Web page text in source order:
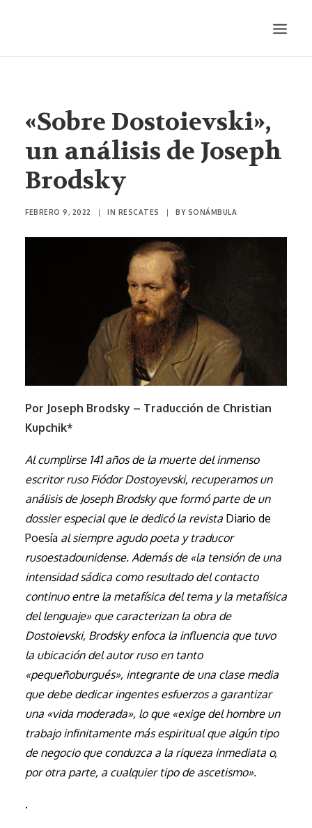
AUDIOVISUALES
ENTREVISTAS
HISTORIETA
MÚSICA
«Sobre Dostoievski»,
un análisis de Joseph
Brodsky
FEBRERO 9, 2022 | IN RESCATES | BY SONÁMBULA
Por Joseph Brodsky – Traducción de Christian
Kupchik*
Al cumplirse 141 años de la muerte del inmenso
escritor ruso Fiódor Dostoyevski, recuperamos un
análisis de Joseph Brodsky que formó parte de un
dossier especial que le dedicó la revista Diario de
Poesía al siempre agudo poeta y traducor
rusoestadounidense. Además de «la tensión de una
intensidad sádica como resultado del contacto
continuo entre la metafísica del tema y la metafísica
del lenguaje» que caracterizan la obra de
Dostoievski, Brodsky enfoca la influencia que tuvo
la ubicación del autor ruso en tanto
«pequeñoburgués», integrante de una clase media
que debe dedicar ingentes esfuerzos a garantizar
una «vida moderada», lo que «exige del hombre un
trabajo infinitamente más espiritual que algún tipo
de negocio que conduzca a la riqueza inmediata o,
por otra parte, a cualquier tipo de ascetismo».
.